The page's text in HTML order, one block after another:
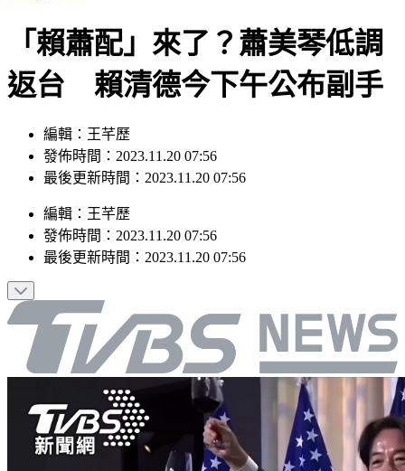
「賴蕭配」來了？蕭美琴低調
返台 賴清德今下午公布副手
編輯：王芊歷
發佈時間：2023.11.20 07:56
最後更新時間：2023.11.20 07:56
編輯 ： 王芊歷
發佈時間： 2023.11.20 07:56
最後更新時間： 2023.11.20 07:56